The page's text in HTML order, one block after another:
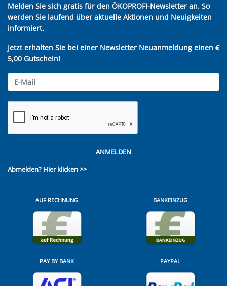
Melden Sie sich gratis für den ÖKOPROFI-Newsletter an. So
werden Sie laufend über aktuelle Aktionen und Neuigkeiten
informiert.
Jetzt erhalten Sie bei einer Newsletter Neuanmeldung einen €
5,00 Gutschein!
ANMELDEN
Abmelden? Hier klicken >>
AUF RECHNUNG BANKEINZUG
PAY BY BANK PAYPAL